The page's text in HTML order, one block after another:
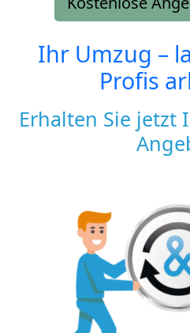
Ihr Umzug –
Profis
Erhalten Sie jetzt